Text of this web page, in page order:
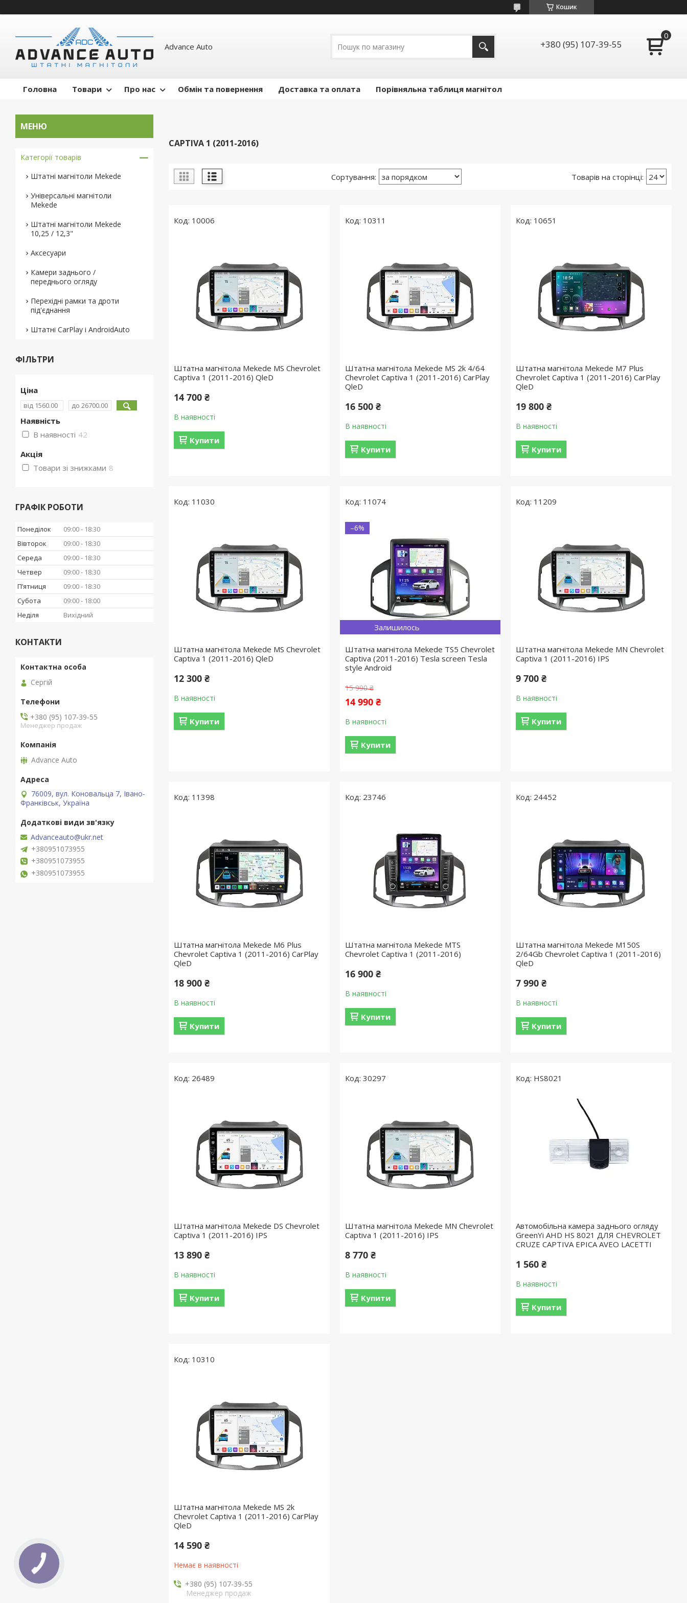
Кошик
Advance Auto +380 (95) 107-39-55
Головна Товари Про нас Обмін та повернення Доставка та оплата Порівняльна таблиця магнітол
CAPTIVA 1 (2011-2016)
10006
Штатна магнітола Mekede MS Chevrolet
Captiva 1 (2011-2016) QleD
14 700 ₴
В наявності
Купити
10311
Штатна магнітола Mekede MS 2k 4/64
Chevrolet Captiva 1 (2011-2016) CarPlay
QleD
16 500 ₴
В наявності
Купити
10651
Штатна магнітола Mekede M7 Plus
Chevrolet Captiva 1 (2011-2016) CarPlay
QleD
19 800 ₴
В наявності
Купити
11030
Штатна магнітола Mekede MS Chevrolet
Captiva 1 (2011-2016) QleD
12 300 ₴
В наявності
Купити
11074
Залишилось
–6%
Штатна магнітола Mekede TS5 Chevrolet
Captiva (2011-2016) Tesla screen Tesla
style Android
15 990 ₴
14 990 ₴
В наявності
Купити
11209
Штатна магнітола Mekede MN Chevrolet
Captiva 1 (2011-2016) IPS
9 700 ₴
В наявності
Купити
11398
Штатна магнітола Mekede M6 Plus
Chevrolet Captiva 1 (2011-2016) CarPlay
QleD
18 900 ₴
В наявності
Купити
23746
Штатна магнітола Mekede MTS
Chevrolet Captiva 1 (2011-2016)
16 900 ₴
В наявності
Купити
24452
Штатна магнітола Mekede M150S
2/64Gb Chevrolet Captiva 1 (2011-2016)
QleD
7 990 ₴
В наявності
Купити
26489
Штатна магнітола Mekede DS Chevrolet
Captiva 1 (2011-2016) IPS
13 890 ₴
В наявності
Купити
30297
Штатна магнітола Mekede MN Chevrolet
Captiva 1 (2011-2016) IPS
8 770 ₴
В наявності
Купити
HS8021
Автомобільна камера заднього огляду
GreenYi AHD HS 8021 ДЛЯ CHEVROLET
CRUZE CAPTIVA EPICA AVEO LACETTI
1 560 ₴
В наявності
Купити
10310
Штатна магнітола Mekede MS 2k
Chevrolet Captiva 1 (2011-2016) CarPlay
QleD
14 590 ₴
Немає в наявності
+380 (95) 107-39-55
Менеджер продаж
Категорії товарів
Штатні магнітоли Mekede
Універсальні магнітоли
Mekede
Штатні магнітоли Mekede
10,25 / 12,3"
Аксесуари
Камери заднього /
переднього огляду
Перехідні рамки та дроти
під'єднання
Штатні CarPlay і AndroidAuto
ФІЛЬТРИ
Ціна
Наявність
В наявності 42
Акція
Товари зі знижками 8
ГРАФІК РОБОТИ
Понеділок 09:00
18:30
Вівторок
09:00
18:30
Середа
09:00
18:30
Четвер
09:00
18:30
Пʼятниця
09:00
18:30
Субота
09:00
18:00
Неділя
Вихідний
КОНТАКТИ
Сергій
+380 (95) 107-39-55
Менеджер продаж
Advance Auto
76009, вул. Коновальца 7, Івано-
Франківськ, Україна
Advanceauto@ukr.net
+380951073955
+380951073955
+380951073955